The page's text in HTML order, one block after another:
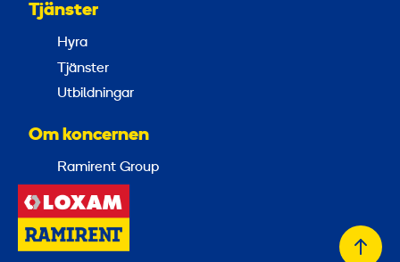
Tjänster
Hyra
Tjänster
Utbildningar
Om koncernen
Ramirent Group